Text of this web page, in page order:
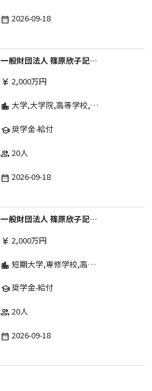
date_range 2026-09-18
一般財団法人 篠原欣子記念財団 (海外留学奨学金グループ)
currency_yen 2,000万円
location_city 大学,大学院,高等学校,専修学校,その他,高等専門学校,短期大学
school奨学金-給付
group 20人
date_range 2026-09-18
一般財団法人 篠原欣子記念財団 (海外留学奨学金グループ)
currency_yen 2,000万円
location_city 短期大学,専修学校,高等専門学校,その他,高等学校,大学院,大学
school奨学金-給付
group 20人
date_range 2026-09-18